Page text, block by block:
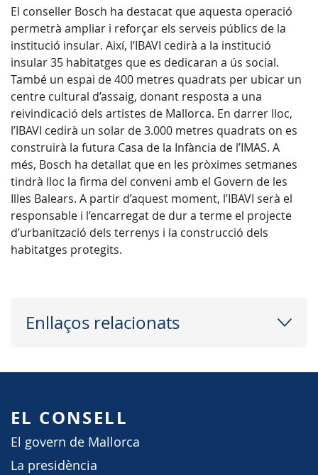
El conseller Bosch ha destacat que aquesta operació
permetrà ampliar i reforçar els serveis públics de la
institució insular. Així, l’IBAVI cedirà a la institució
insular 35 habitatges que es dedicaran a ús social.
També un espai de 400 metres quadrats per ubicar un
centre cultural d’assaig, donant resposta a una
reivindicació dels artistes de Mallorca. En darrer lloc,
l’IBAVI cedirà un solar de 3.000 metres quadrats on es
construirà la futura Casa de la Infància de l’IMAS. A
més, Bosch ha detallat que en les pròximes setmanes
tindrà lloc la firma del conveni amb el Govern de les
Illes Balears. A partir d’aquest moment, l’IBAVI serà el
responsable i l’encarregat de dur a terme el projecte
d’urbanització dels terrenys i la construcció dels
habitatges protegits.
Enllaços relacionats
EL CONSELL
El govern de Mallorca
La presidència